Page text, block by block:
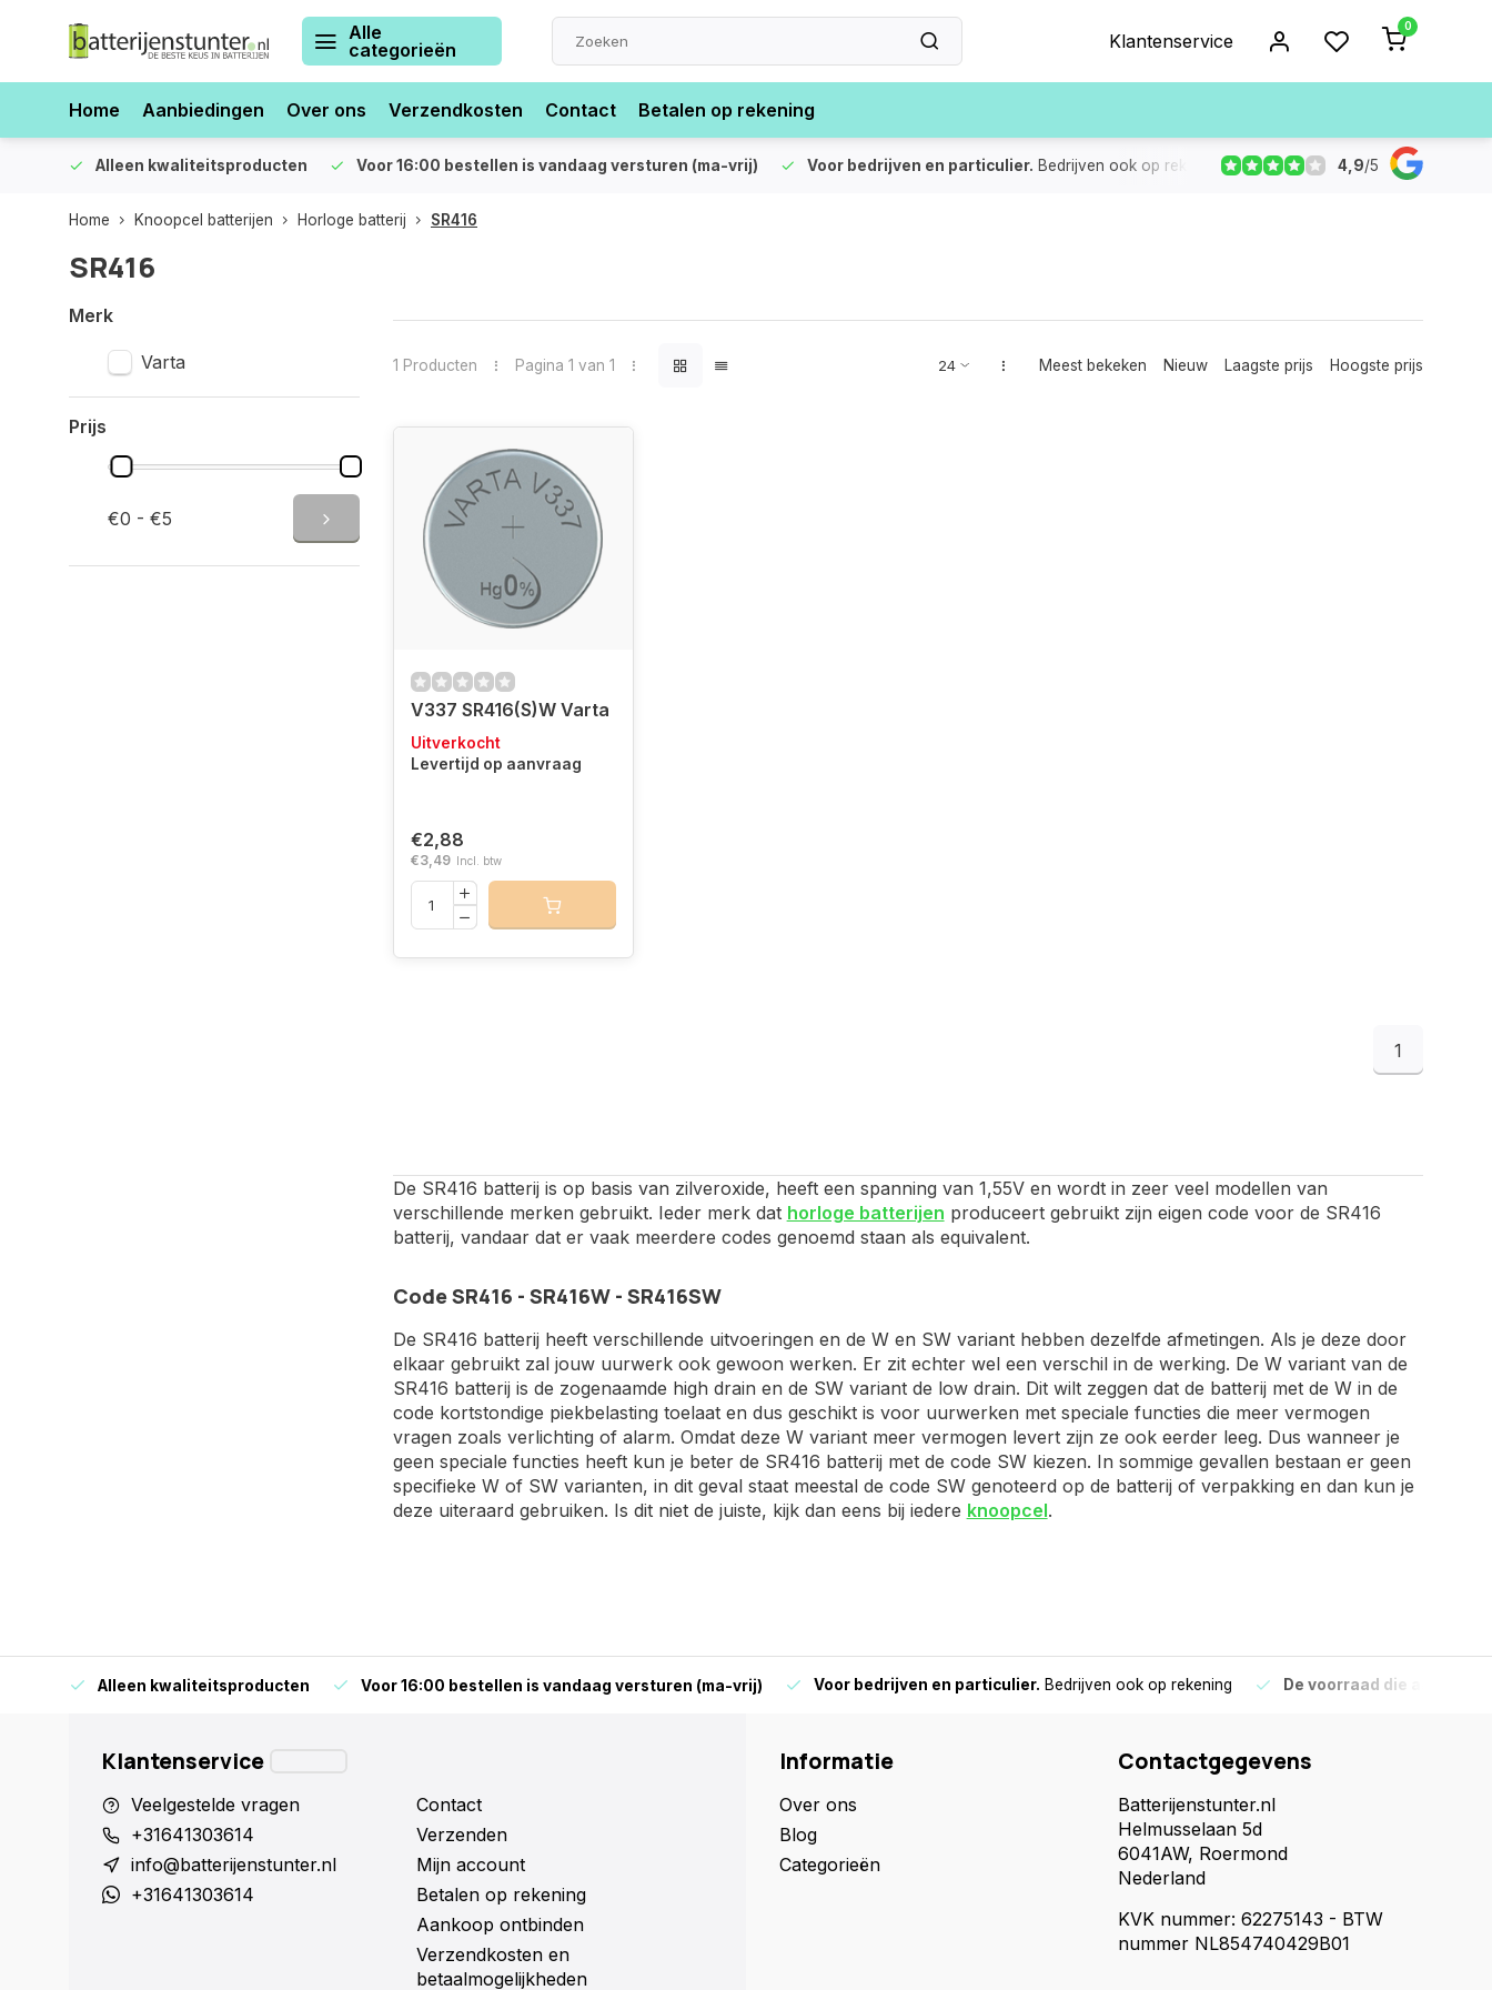
Alle
categorieën
Klantenservice
0
Home Aanbiedingen Over ons Verzendkosten Contact Betalen op rekening
Alleen kwaliteitsproducten Voor 16:00 bestellen is vandaag versturen (ma-vrij) Voor bedrijven en particulier. Bedrijven ook op rekening De voorraad die
4,9/5
Home Knoopcel batterijen Horloge batterij SR416
SR416
Merk
Varta
Prijs
€0 - €5
1 Producten Pagina 1 van 1 Meest bekeken Nieuw Laagste prijs Hoogste prijs
V337 SR416(S)W Varta
Uitverkocht
Levertijd op aanvraag
€2,88
€3,49 Incl. btw
1
De SR416 batterij is op basis van zilveroxide, heeft een spanning van 1,55V en wordt in zeer veel modellen van
verschillende merken gebruikt. Ieder merk dat horloge batterijen produceert gebruikt zijn eigen code voor de SR416
batterij, vandaar dat er vaak meerdere codes genoemd staan als equivalent.
Code SR416 - SR416W - SR416SW
De SR416 batterij heeft verschillende uitvoeringen en de W en SW variant hebben dezelfde afmetingen. Als je deze door
elkaar gebruikt zal jouw uurwerk ook gewoon werken. Er zit echter wel een verschil in de werking. De W variant van de
SR416 batterij is de zogenaamde high drain en de SW variant de low drain. Dit wilt zeggen dat de batterij met de W in de
code kortstondige piekbelasting toelaat en dus geschikt is voor uurwerken met speciale functies die meer vermogen
vragen zoals verlichting of alarm. Omdat deze W variant meer vermogen levert zijn ze ook eerder leeg. Dus wanneer je
geen speciale functies heeft kun je beter de SR416 batterij met de code SW kiezen. In sommige gevallen bestaan er geen
specifieke W of SW varianten, in dit geval staat meestal de code SW genoteerd op de batterij of verpakking en dan kun je
deze uiteraard gebruiken. Is dit niet de juiste, kijk dan eens bij iedere knoopcel.
Alleen kwaliteitsproducten Voor 16:00 bestellen is vandaag versturen (ma-vrij) Voor bedrijven en particulier. Bedrijven ook op rekening De voorraad die
Klantenservice
Veelgestelde vragen
+31641303614
info@batterijenstunter.nl
+31641303614
Contact
Verzenden
Mijn account
Betalen op rekening
Aankoop ontbinden
Verzendkosten en
betaalmogelijkheden
Informatie
Over ons
Blog
Categorieën
Contactgegevens
Batterijenstunter.nl
Helmusselaan 5d
6041AW, Roermond
Nederland
KVK nummer: 62275143 - BTW
nummer NL854740429B01